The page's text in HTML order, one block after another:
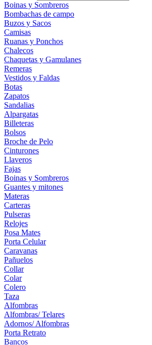
Boinas y Sombreros
Bombachas de campo
Buzos y Sacos
Camisas
Ruanas y Ponchos
Chalecos
Chaquetas y Gamulanes
Remeras
Vestidos y Faldas
Botas
Zapatos
Sandalias
Alpargatas
Billeteras
Bolsos
Broche de Pelo
Cinturones
Llaveros
Fajas
Boinas y Sombreros
Guantes y mitones
Materas
Carteras
Pulseras
Relojes
Posa Mates
Porta Celular
Caravanas
Pañuelos
Collar
Colar
Colero
Taza
Alfombras
Alfombras/ Telares
Adornos/ Alfombras
Porta Retrato
Bancos